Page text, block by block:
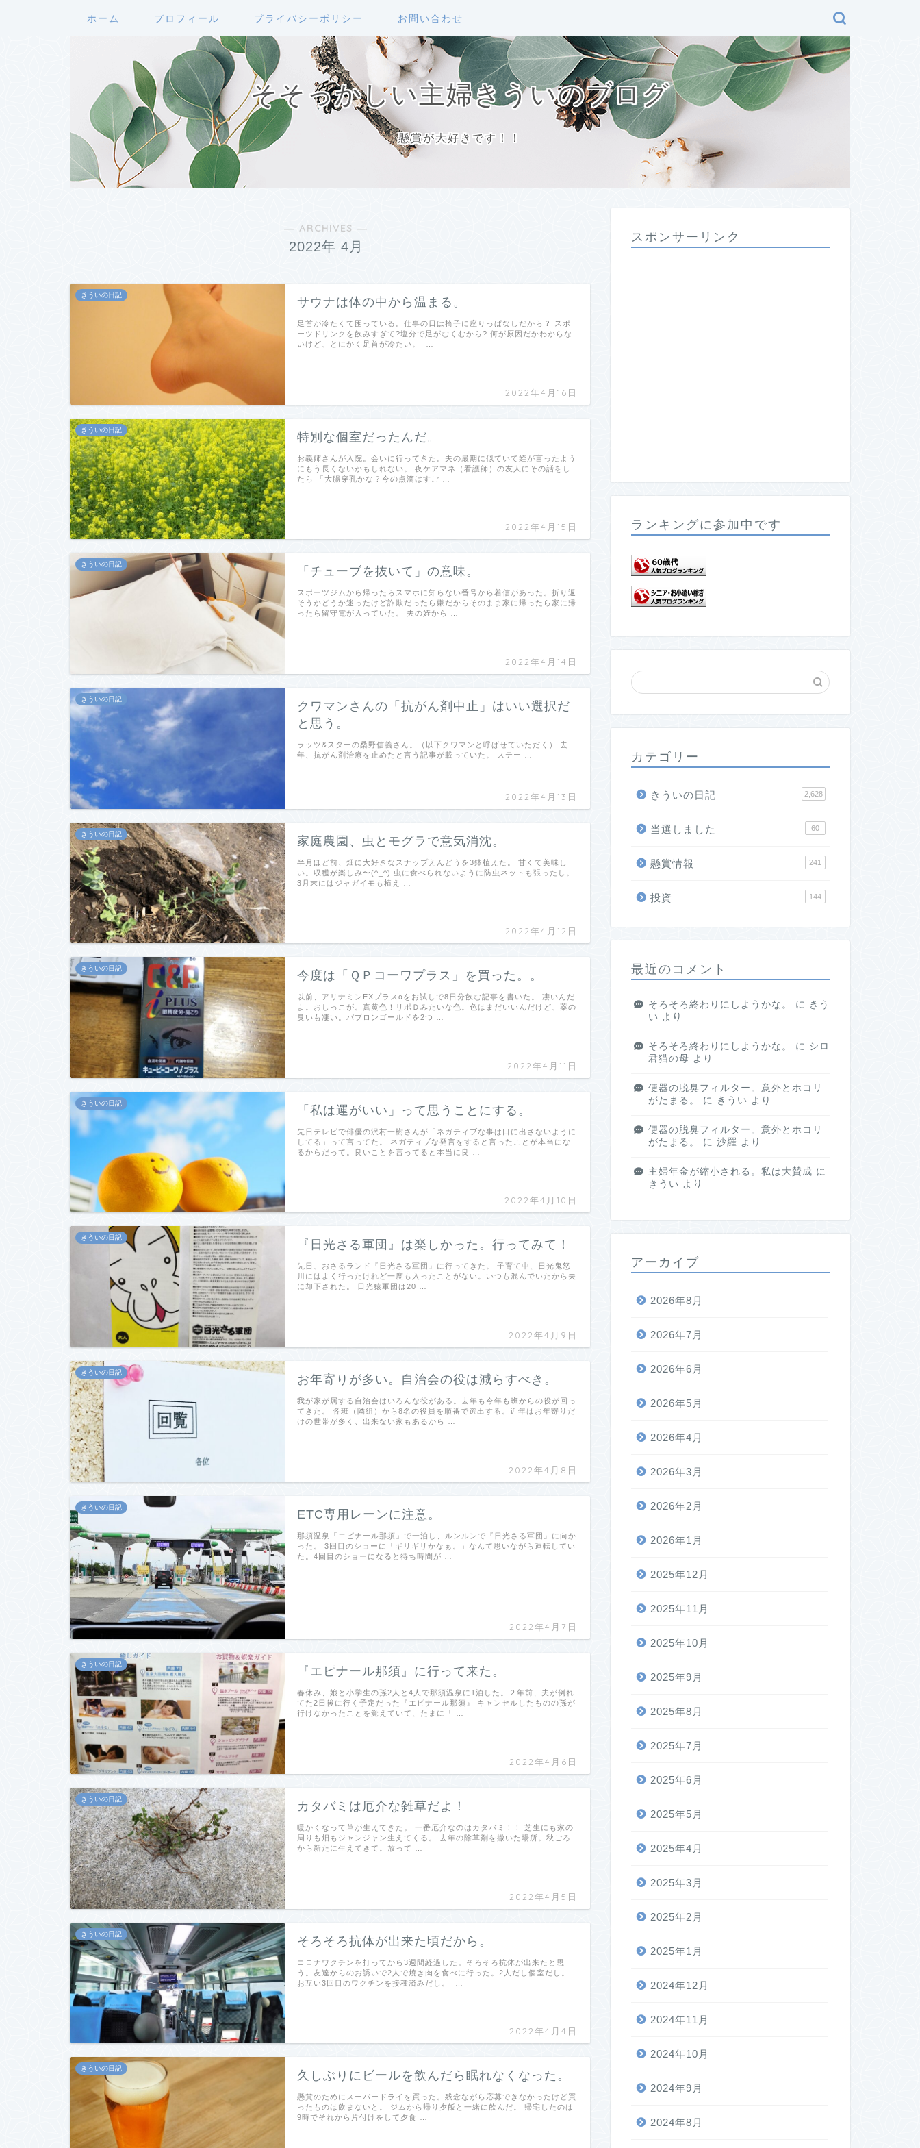
ホーム プロフィール プライバシーポリシー お問い合わせ
そそっかしい主婦きういのブログ
懸賞が大好きです！！
― ARCHIVES ―
2022年 4月
きういの日記
サウナは体の中から温まる。
2022年4月16日
足首が冷たくて困っている。仕事の日は椅子に座りっぱなしだから？ スポ
ーツドリンクを飲みすぎて?塩分で足がむくむから? 何が原因だかわからな
いけど、とにかく足首が冷たい。 …
きういの日記
特別な個室だったんだ。
2022年4月15日
お義姉さんが入院。会いに行ってきた。夫の最期に似ていて姪が言ったよう
にもう長くないかもしれない。 夜ケアマネ（看護師）の友人にその話をし
たら 「大腸穿孔かな？今の点滴はすご …
きういの日記
「チューブを抜いて」の意味。
2022年4月14日
スポーツジムから帰ったらスマホに知らない番号から着信があった。折り返
そうかどうか迷ったけど詐欺だったら嫌だからそのまま家に帰ったら家に帰
ったら留守電が入っていた。 夫の姪から …
きういの日記
クワマンさんの「抗がん剤中止」はいい選択だ
と思う。
2022年4月13日
ラッツ&スターの桑野信義さん。（以下クワマンと呼ばせていただく） 去
年、抗がん剤治療を止めたと言う記事が載っていた。 ステー …
きういの日記
家庭農園、虫とモグラで意気消沈。
2022年4月12日
半月ほど前、畑に大好きなスナップえんどうを3鉢植えた。 甘くて美味し
い。収穫が楽しみ〜(^_^) 虫に食べられないように防虫ネットも張ったし。
3月末にはジャガイモも植え …
きういの日記
今度は「ＱＰコーワプラス」を買った。。
2022年4月11日
以前、アリナミンEXプラスαをお試しで8日分飲む記事を書いた。 凄いんだ
よ。おしっこが。真黄色！リポＤみたいな色。色はまだいいんだけど、薬の
臭いも凄い。パブロンゴールドを2つ …
きういの日記
「私は運がいい」って思うことにする。
2022年4月10日
先日テレビで俳優の沢村一樹さんが「ネガティブな事は口に出さないように
してる」って言ってた。 ネガティブな発言をすると言ったことが本当にな
るからだって。良いことを言ってると本当に良 …
きういの日記
『日光さる軍団』は楽しかった。行ってみて！
2022年4月9日
先日、おさるランド『日光さる軍団』に行ってきた。 子育て中、日光鬼怒
川にはよく行ったけれど一度も入ったことがない。いつも混んでいたから夫
に却下された。 日光猿軍団は20 …
きういの日記
お年寄りが多い。自治会の役は減らすべき。
2022年4月8日
我が家が属する自治会はいろんな役がある。去年も今年も班からの役が回っ
てきた。 各班（隣組）から8名の役員を順番で選出する。近年はお年寄りだ
けの世帯が多く、出来ない家もあるから …
きういの日記
ETC専用レーンに注意。
2022年4月7日
那須温泉「エピナール那須」で一泊し、ルンルンで『日光さる軍団』に向か
った。 3回目のショーに「ギリギリかなぁ。」なんて思いながら運転してい
た。4回目のショーになると待ち時間が …
きういの日記
『エピナール那須』に行って来た。
2022年4月6日
春休み、娘と小学生の孫2人と4人で那須温泉に1泊した。２年前、夫が倒れ
てた2日後に行く予定だった『エピナール那須』 キャンセルしたものの孫が
行けなかったことを覚えていて、たまに「 …
きういの日記
カタバミは厄介な雑草だよ！
2022年4月5日
暖かくなって草が生えてきた。 一番厄介なのはカタバミ！！ 芝生にも家の
周りも畑もジャンジャン生えてくる。 去年の除草剤を撒いた場所。秋ごろ
から新たに生えてきて。放って …
きういの日記
そろそろ抗体が出来た頃だから。
2022年4月4日
コロナワクチンを打ってから3週間経過した。そろそろ抗体が出来たと思
う。友達からのお誘いで2人で焼き肉を食べに行った。2人だし個室だし。
お互い3回目のワクチンを接種済みだし。 …
きういの日記
久しぶりにビールを飲んだら眠れなくなった。
懸賞のためにスーパードライを買った。残念ながら応募できなかったけど買
ったものは飲まないと。 ジムから帰り夕飯と一緒に飲んだ。 帰宅したのは
9時でそれから片付けをして夕食 …
スポンサーリンク
ランキングに参加中です
カテゴリー
きういの日記 2,628
当選しました 60
懸賞情報 241
投資 144
最近のコメント
そろそろ終わりにしようかな。 に きう
い より
そろそろ終わりにしようかな。 に シロ
君猫の母 より
便器の脱臭フィルター。意外とホコリ
がたまる。
に きうい より
便器の脱臭フィルター。意外とホコリ
がたまる。
に 沙羅 より
主婦年金が縮小される。私は大賛成 に
きうい より
アーカイブ
2026年8月
2026年7月
2026年6月
2026年5月
2026年4月
2026年3月
2026年2月
2026年1月
2025年12月
2025年11月
2025年10月
2025年9月
2025年8月
2025年7月
2025年6月
2025年5月
2025年4月
2025年3月
2025年2月
2025年1月
2024年12月
2024年11月
2024年10月
2024年9月
2024年8月